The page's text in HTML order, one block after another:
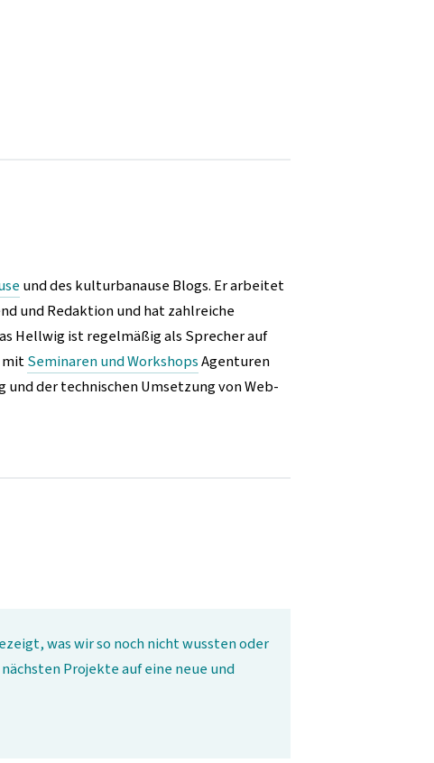
und des kulturbanause Blogs. Er arbeitet
und Redaktion und hat zahlreiche
Hellwig ist regelmäßig als Sprecher auf
mitSeminaren und WorkshopsAgenturen
der technischen Umsetzung von Web-
was wir so noch nicht wussten oder
Projekte auf eine neue und